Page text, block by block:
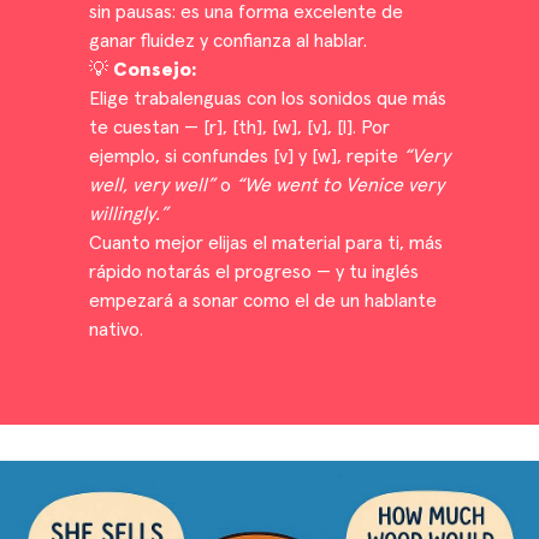
sin pausas: es una forma excelente de
ganar fluidez y confianza al hablar.
💡 Consejo:
Elige trabalenguas con los sonidos que más
te cuestan — [r], [th], [w], [v], [l]. Por
ejemplo, si confundes [v] y [w], repite “Very
well, very well”o “We went to Venice very
willingly.”
Cuanto mejor elijas el material para ti, más
rápido notarás el progreso — y tu inglés
empezará a sonar como el de un hablante
nativo.